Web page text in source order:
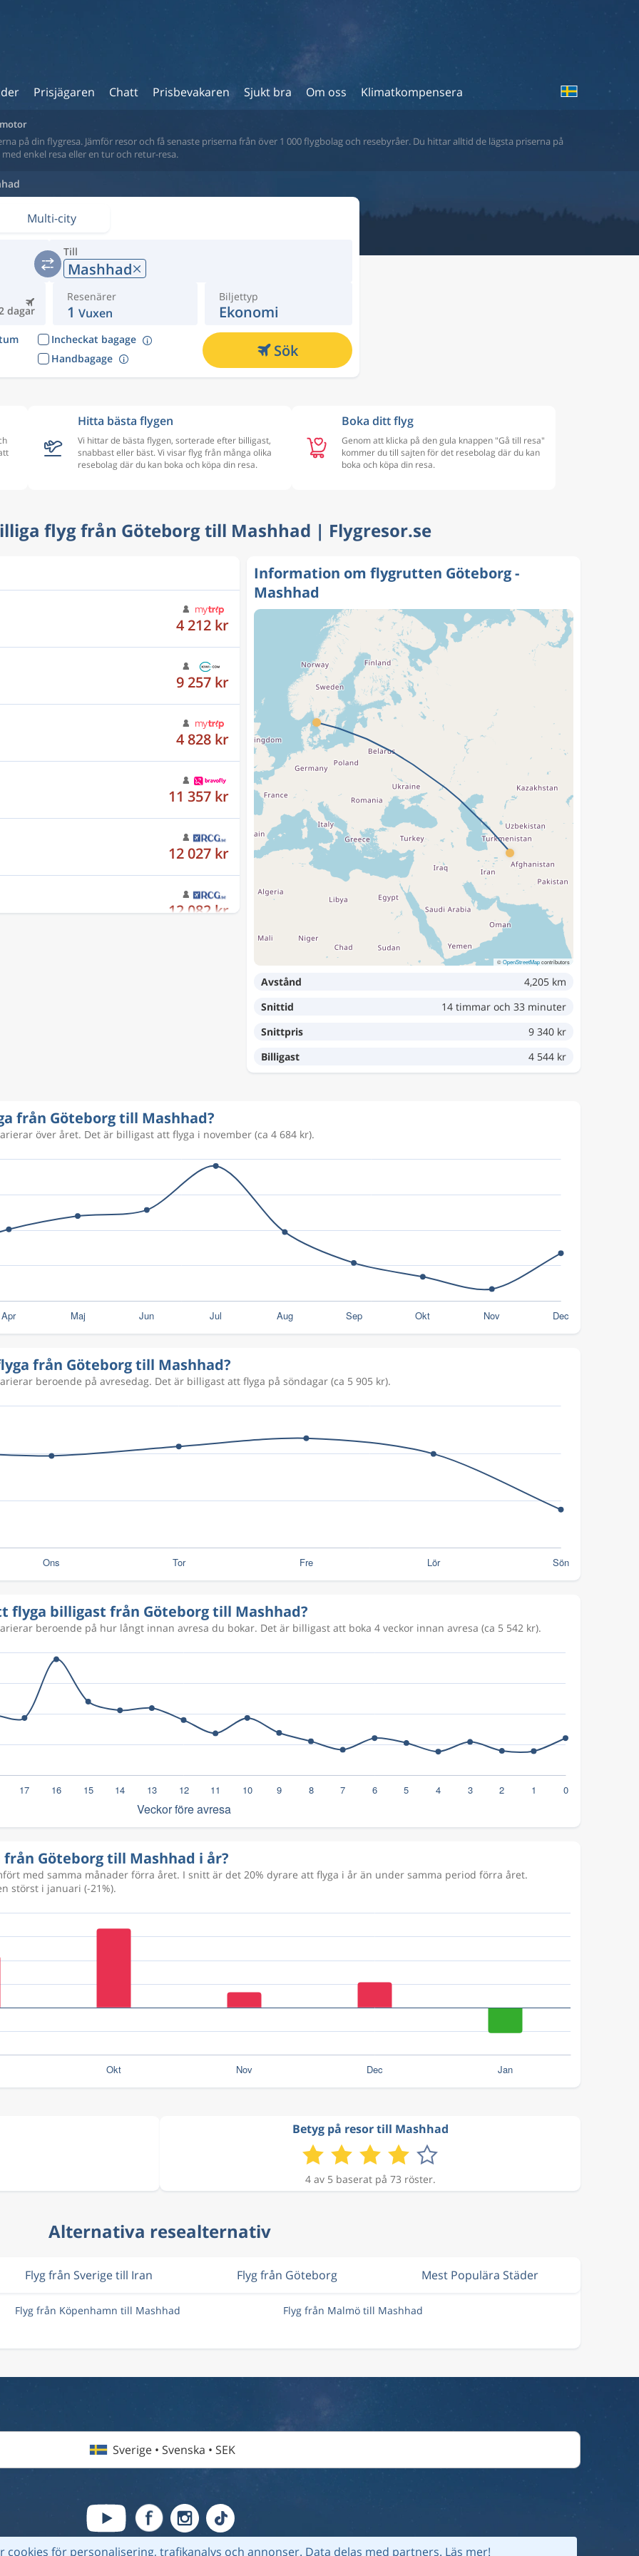
Prisjägaren Chatt Prisbevakaren Sjukt bra Om oss Klimatkompensera
på din flygresa. Jämför resor och få senaste priserna från över 1 000 flygbolag och resebyråer. Du hittar alltid de lägsta priserna på
enkel resa eller en tur och retur-resa.
Multi-city
Till
Mashhad
dagar
Resenärer
1 Vuxen
Biljettyp
Ekonomi
Incheckat bagage
Handbagage Sök
Hitta bästa flygen
Vi hittar de bästa flygen, sorterade efter billigast,
snabbast eller bäst. Vi visar flyg från många olika
resebolag där du kan boka och köpa din resa.
Boka ditt flyg
Genom att klicka på den gula knappen "Gå till resa"
kommer du till sajten för det resebolag där du kan
boka och köpa din resa.
flyg från Göteborg till Mashhad | Flygresor.se
9 257 kr
4 828 kr
11 357 kr
12 027 kr
12 082 kr
12 027 kr
5 360 kr
5 360 kr
7 657 kr
6 881 kr
Information om flygrutten Göteborg -
Mashhad
©OpenStreetMapcontributors
Avstånd
4,205 km
Snittid
14 timmar och 33 minuter
Snittpris
9 340 kr
Billigast
4 544 kr
från Göteborg till Mashhad?
över året. Det är billigast att flyga i november (ca 4 684 kr).
från Göteborg till Mashhad?
beroende på avresedag. Det är billigast att flyga på söndagar (ca 5 905 kr).
flyga billigast från Göteborg till Mashhad?
beroende på hur långt innan avresa du bokar. Det är billigast att boka 4 veckor innan avresa (ca 5 542 kr).
Göteborg till Mashhad i år?
med samma månader förra året. I snitt är det 20% dyrare att flyga i år än under samma period förra året.
störst i januari (-21%).
Betyg på resor till Mashhad
4 av 5 baserat på 73 röster.
Alternativa resealternativ
Flyg från Sverige till Iran Flyg från Göteborg Mest Populära Städer
Flyg från Köpenhamn till Mashhad
Flyg från Malmö till Mashhad
cookies för personalisering, trafikanalys och annonser. Data delas med partners. Läs mer!
Sverige • Svenska • SEK